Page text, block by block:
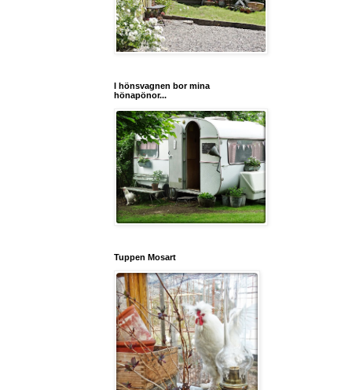
I hönsvagnen bor mina
hönapönor...
Tuppen Mosart